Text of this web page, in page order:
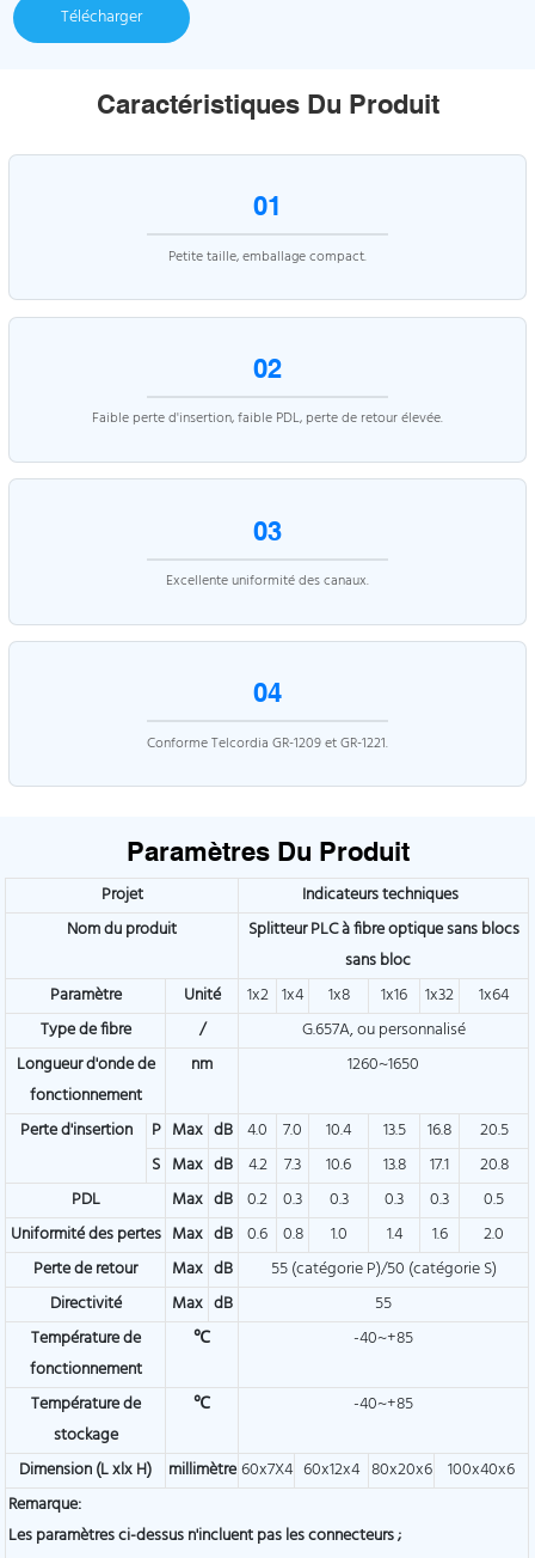
Télécharger
Caractéristiques Du Produit
01
Petite taille, emballage compact.
02
Faible perte d'insertion, faible PDL, perte de retour élevée.
03
Excellente uniformité des canaux.
04
Conforme Telcordia GR-1209 et GR-1221.
Paramètres Du Produit
Projet
Indicateurs techniques
Nom du produit
Splitteur PLC à fibre optique sans blocs
sans bloc
Paramètre
Unité 1x2 1x4 1x8 1x16 1x32
1x64
Type de fibre
/
G.657A, ou personnalisé
Longueur d'onde de
fonctionnement
nm 1260~1650
Perte d'insertion P Max dB 4.0 7.0 10.4 13.5 16.8
20.5
S Max dB 4.2 7.3 10.6 13.8 17.1
20.8
PDL
Max dB 0.2 0.3 0.3 0.3 0.3
0.5
Uniformité des pertes Max dB 0.6 0.8 1.0 1.4 1.6
2.0
Perte de retour
Max dB
55 (catégorie P)/50 (catégorie S)
Directivité
Max dB
55
Température de
fonctionnement
℃ -40~+85
Température de
stockage
℃ -40~+85
Dimension (L xlx H) millimètre60x7X4 60x12x4 80x20x6 100x40x6
Remarque:
Les paramètres ci-dessus n'incluent pas les connecteurs ;